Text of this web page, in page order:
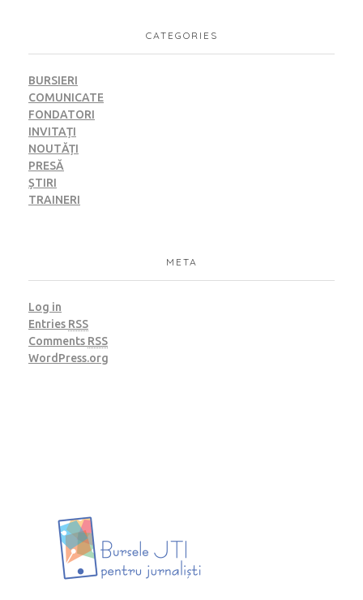
CATEGORIES
BURSIERI
COMUNICATE
FONDATORI
INVITAȚI
NOUTĂȚI
PRESĂ
ȘTIRI
TRAINERI
META
Log in
Entries RSS
Comments RSS
WordPress.org